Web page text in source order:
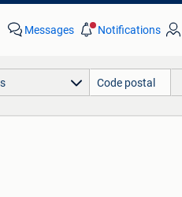
Messages Notifications